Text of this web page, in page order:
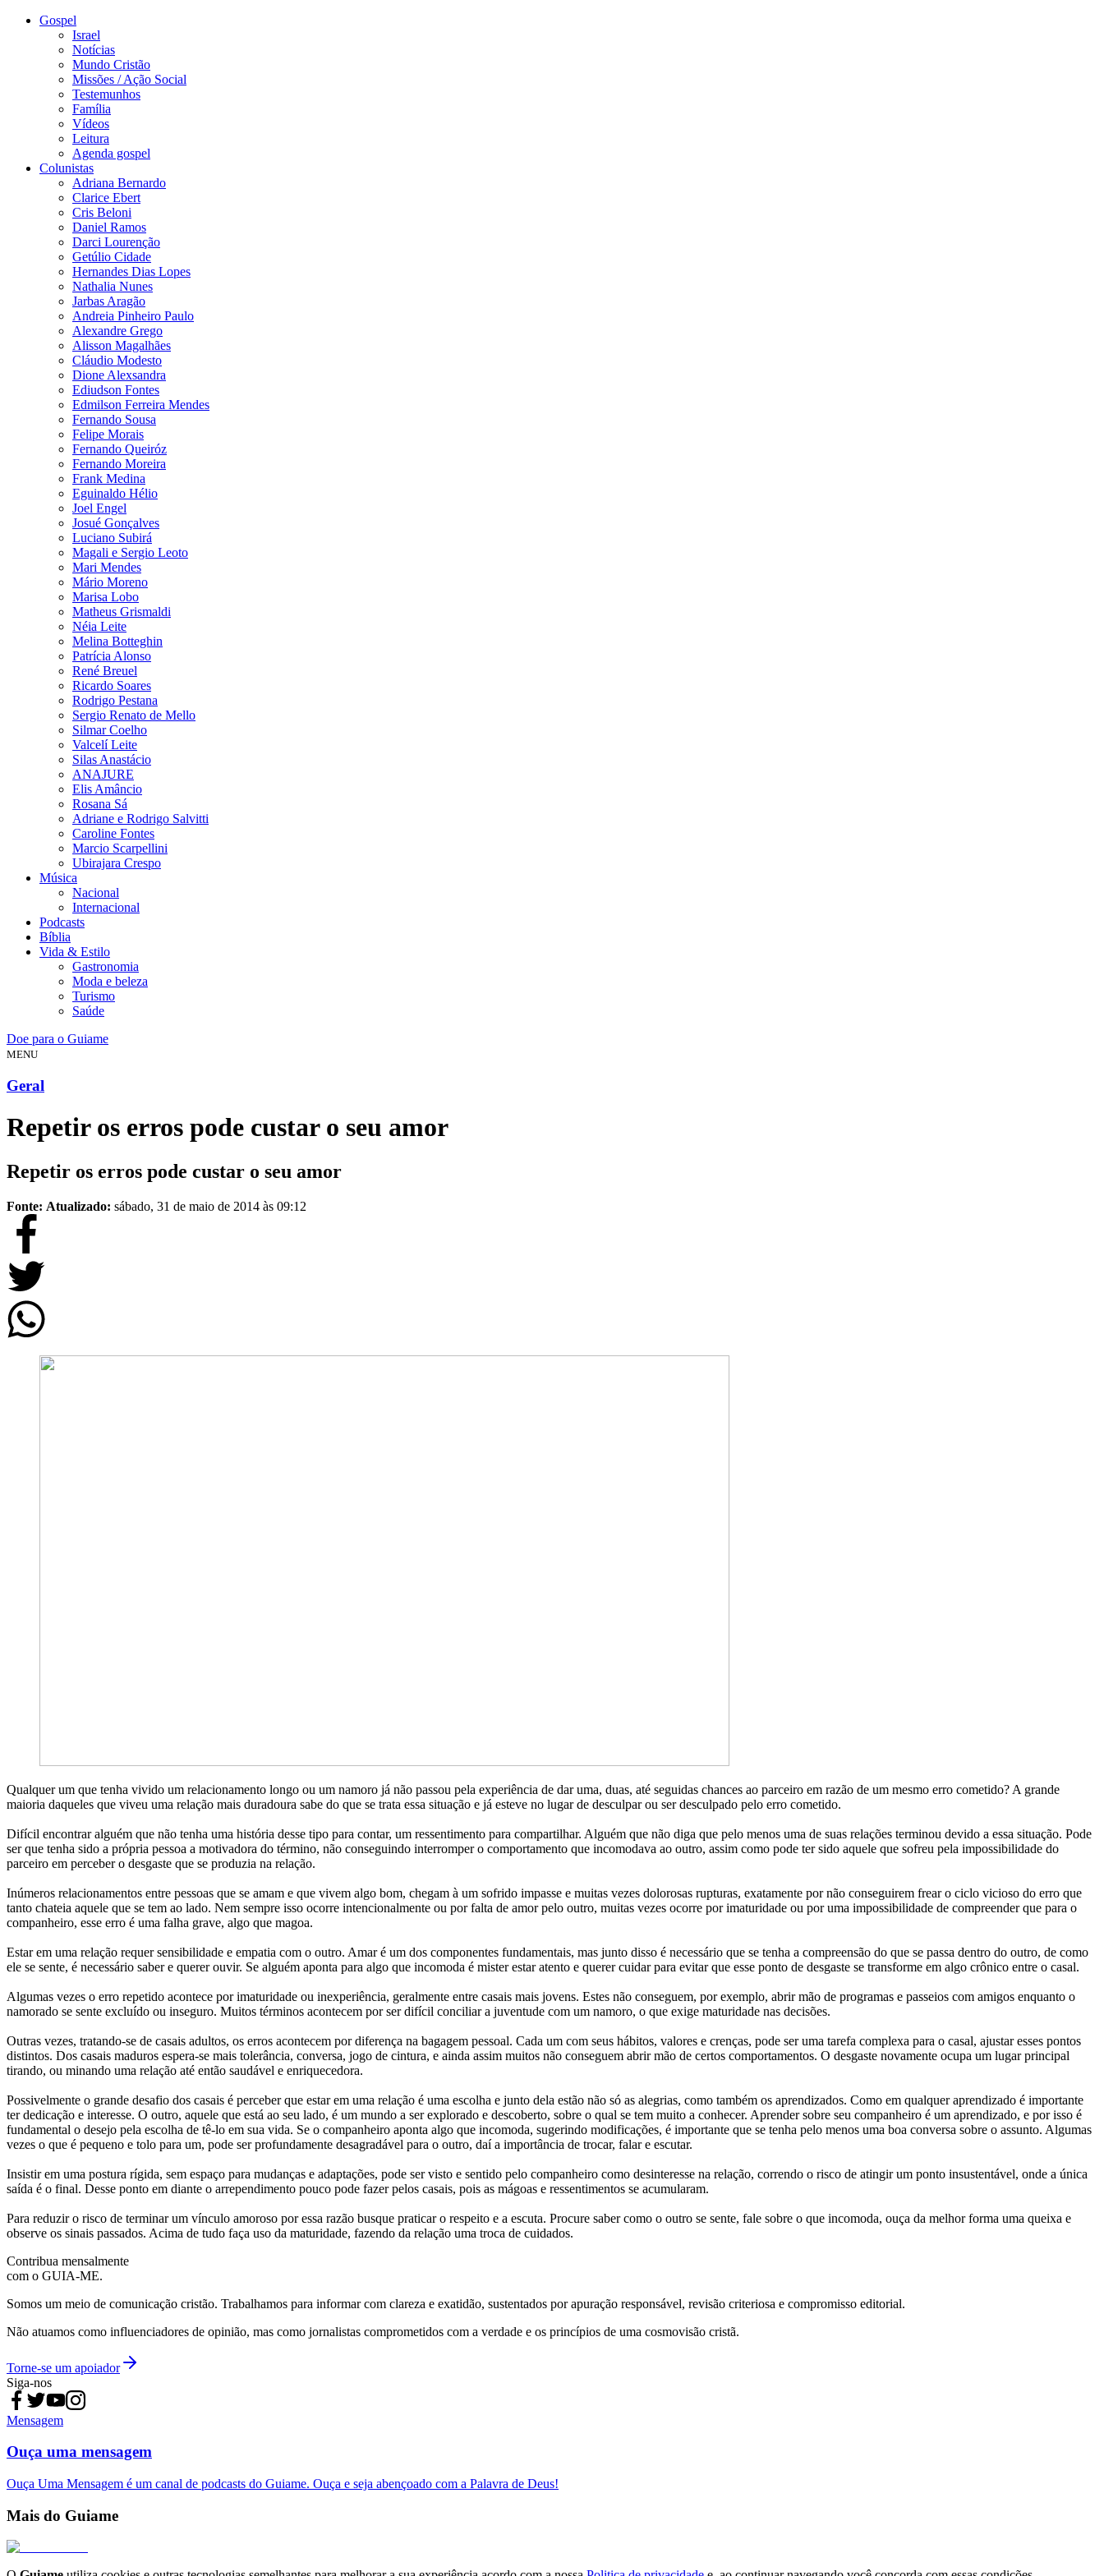
Gospel
Israel
Notícias
Mundo Cristão
Missões / Ação Social
Testemunhos
Família
Vídeos
Leitura
Agenda gospel
Colunistas
Adriana Bernardo
Clarice Ebert
Cris Beloni
Daniel Ramos
Darci Lourenção
Getúlio Cidade
Hernandes Dias Lopes
Nathalia Nunes
Jarbas Aragão
Andreia Pinheiro Paulo
Alexandre Grego
Alisson Magalhães
Cláudio Modesto
Dione Alexsandra
Ediudson Fontes
Edmilson Ferreira Mendes
Fernando Sousa
Felipe Morais
Fernando Queiróz
Fernando Moreira
Frank Medina
Eguinaldo Hélio
Joel Engel
Josué Gonçalves
Luciano Subirá
Magali e Sergio Leoto
Mari Mendes
Mário Moreno
Marisa Lobo
Matheus Grismaldi
Néia Leite
Melina Botteghin
Patrícia Alonso
René Breuel
Ricardo Soares
Rodrigo Pestana
Sergio Renato de Mello
Silmar Coelho
Valcelí Leite
Silas Anastácio
ANAJURE
Elis Amâncio
Rosana Sá
Adriane e Rodrigo Salvitti
Caroline Fontes
Marcio Scarpellini
Ubirajara Crespo
Música
Nacional
Internacional
Podcasts
Bíblia
Vida & Estilo
Gastronomia
Moda e beleza
Turismo
Saúde
Doe para o Guiame
MENU
Geral
Repetir os erros pode custar o seu amor
Repetir os erros pode custar o seu amor
Fonte: Atualizado: sábado, 31 de maio de 2014 às 09:12
Qualquer um que tenha vivido um relacionamento longo ou um namoro já não passou pela experiência de dar uma, duas, até seguidas chances ao parceiro em razão de um mesmo erro cometido? A grande
maioria daqueles que viveu uma relação mais duradoura sabe do que se trata essa situação e já esteve no lugar de desculpar ou ser desculpado pelo erro cometido.
Difícil encontrar alguém que não tenha uma história desse tipo para contar, um ressentimento para compartilhar. Alguém que não diga que pelo menos uma de suas relações terminou devido a essa situação. Pode
ser que tenha sido a própria pessoa a motivadora do término, não conseguindo interromper o comportamento que incomodava ao outro, assim como pode ter sido aquele que sofreu pela impossibilidade do
parceiro em perceber o desgaste que se produzia na relação.
Inúmeros relacionamentos entre pessoas que se amam e que vivem algo bom, chegam à um sofrido impasse e muitas vezes dolorosas rupturas, exatamente por não conseguirem frear o ciclo vicioso do erro que
tanto chateia aquele que se tem ao lado. Nem sempre isso ocorre intencionalmente ou por falta de amor pelo outro, muitas vezes ocorre por imaturidade ou por uma impossibilidade de compreender que para o
companheiro, esse erro é uma falha grave, algo que magoa.
Estar em uma relação requer sensibilidade e empatia com o outro. Amar é um dos componentes fundamentais, mas junto disso é necessário que se tenha a compreensão do que se passa dentro do outro, de como
ele se sente, é necessário saber e querer ouvir. Se alguém aponta para algo que incomoda é mister estar atento e querer cuidar para evitar que esse ponto de desgaste se transforme em algo crônico entre o casal.
Algumas vezes o erro repetido acontece por imaturidade ou inexperiência, geralmente entre casais mais jovens. Estes não conseguem, por exemplo, abrir mão de programas e passeios com amigos enquanto o
namorado se sente excluído ou inseguro. Muitos términos acontecem por ser difícil conciliar a juventude com um namoro, o que exige maturidade nas decisões.
Outras vezes, tratando-se de casais adultos, os erros acontecem por diferença na bagagem pessoal. Cada um com seus hábitos, valores e crenças, pode ser uma tarefa complexa para o casal, ajustar esses pontos
distintos. Dos casais maduros espera-se mais tolerância, conversa, jogo de cintura, e ainda assim muitos não conseguem abrir mão de certos comportamentos. O desgaste novamente ocupa um lugar principal
tirando, ou minando uma relação até então saudável e enriquecedora.
Possivelmente o grande desafio dos casais é perceber que estar em uma relação é uma escolha e junto dela estão não só as alegrias, como também os aprendizados. Como em qualquer aprendizado é importante
ter dedicação e interesse. O outro, aquele que está ao seu lado, é um mundo a ser explorado e descoberto, sobre o qual se tem muito a conhecer. Aprender sobre seu companheiro é um aprendizado, e por isso é
fundamental o desejo pela escolha de tê-lo em sua vida. Se o companheiro aponta algo que incomoda, sugerindo modificações, é importante que se tenha pelo menos uma boa conversa sobre o assunto. Algumas
vezes o que é pequeno e tolo para um, pode ser profundamente desagradável para o outro, daí a importância de trocar, falar e escutar.
Insistir em uma postura rígida, sem espaço para mudanças e adaptações, pode ser visto e sentido pelo companheiro como desinteresse na relação, correndo o risco de atingir um ponto insustentável, onde a única
saída é o final. Desse ponto em diante o arrependimento pouco pode fazer pelos casais, pois as mágoas e ressentimentos se acumularam.
Para reduzir o risco de terminar um vínculo amoroso por essa razão busque praticar o respeito e a escuta. Procure saber como o outro se sente, fale sobre o que incomoda, ouça da melhor forma uma queixa e
observe os sinais passados. Acima de tudo faça uso da maturidade, fazendo da relação uma troca de cuidados.
Contribua mensalmente
com o GUIA-ME.
Somos um meio de comunicação cristão. Trabalhamos para informar com clareza e exatidão, sustentados por apuração responsável, revisão criteriosa e compromisso editorial.
Não atuamos como influenciadores de opinião, mas como jornalistas comprometidos com a verdade e os princípios de uma cosmovisão cristã.
Torne-se um apoiador
Siga-nos
Mensagem
Ouça uma mensagem
Ouça Uma Mensagem é um canal de podcasts do Guiame. Ouça e seja abençoado com a Palavra de Deus!
Mais do Guiame